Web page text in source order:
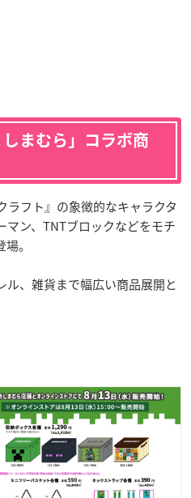
まむら」コラボ商
フト』の象徴的なキャラクタ
マン、TNTブロックなどをモチ
。
ル、雑貨まで幅広い商品展開と